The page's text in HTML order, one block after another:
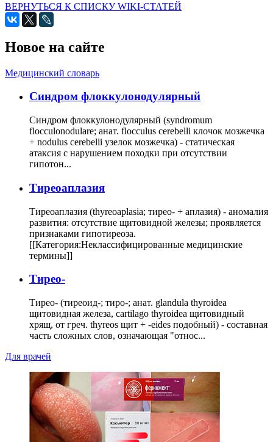
ВЕРНУТЬСЯ К СПИСКУ WIKI-СТАТЕЙ
Новое на сайте
Медицинский словарь
Cиндром флоккулонодулярный
Синдром флоккулонодулярный (syndromum
flocculonodulare; анат. flocculus cerebelli клочок мозжечка
+ nodulus cerebelli узелок мозжечка) - статическая
атаксия с нарушением походки при отсутствии
гипотон...
Тиреоаплазия
Тиреоаплазия (thyreoaplasia; тирео- + аплазия) - аномалия
развития: отсутствие щитовидной железы; проявляется
признаками гипотиреоза.
[[Категория:Неклассифицированные медицинские
термины]]
Тирео-
Тирео- (тиреоид-; тиро-; анат. glandula thyroidea
щитовидная железа, cartilago thyroidea щитовидный
хрящ, от греч. thyreos щит + -eides подобный) - составная
часть сложных слов, означающая "относ...
Для врачей